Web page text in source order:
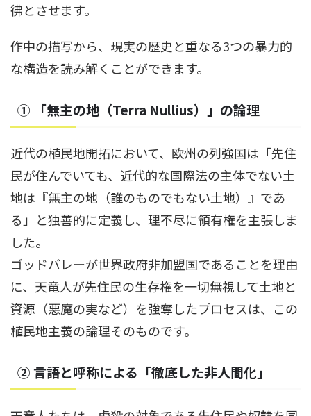
彿とさせます。
作中の描写から、現実の歴史と重なる3つの暴力的
な構造を読み解くことができます。
① 「無主の地（Terra Nullius）」の論理
近代の植民地開拓において、欧州の列強国は「先住
民が住んでいても、近代的な国際法の主体でない土
地は『無主の地（誰のものでもない土地）』であ
る」と独善的に定義し、理不尽に領有権を主張しま
した。
ゴッドバレーが世界政府非加盟国であることを理由
に、天竜人が先住民の生存権を一切無視して土地と
資源（悪魔の実など）を強奪したプロセスは、この
植民地主義の論理そのものです。
② 言語と呼称による「徹底した非人間化」